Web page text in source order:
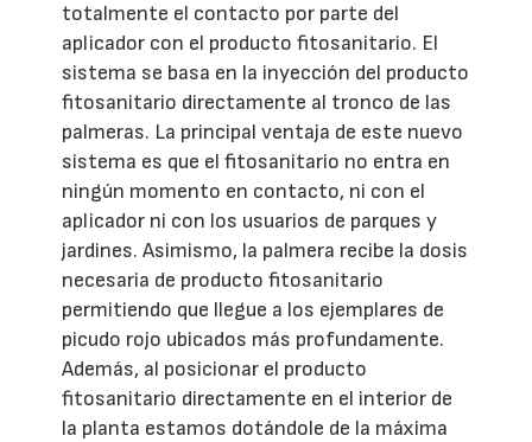
totalmente el contacto por parte del
aplicador con el producto fitosanitario. El
sistema se basa en la inyección del producto
fitosanitario directamente al tronco de las
palmeras. La principal ventaja de este nuevo
sistema es que el fitosanitario no entra en
ningún momento en contacto, ni con el
aplicador ni con los usuarios de parques y
jardines. Asimismo, la palmera recibe la dosis
necesaria de producto fitosanitario
permitiendo que llegue a los ejemplares de
picudo rojo ubicados más profundamente.
Además, al posicionar el producto
fitosanitario directamente en el interior de
la planta estamos dotándole de la máxima